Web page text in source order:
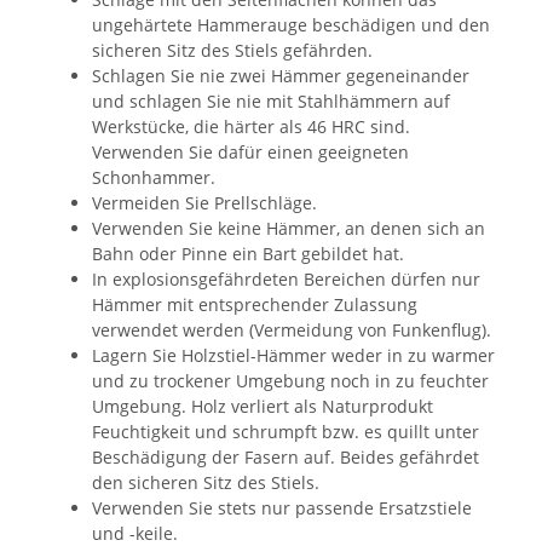
ungehärtete Hammerauge beschädigen und den
sicheren Sitz des Stiels gefährden.
Schlagen Sie nie zwei Hämmer gegeneinander
und schlagen Sie nie mit Stahlhämmern auf
Werkstücke, die härter als 46 HRC sind.
Verwenden Sie dafür einen geeigneten
Schonhammer.
Vermeiden Sie Prellschläge.
Verwenden Sie keine Hämmer, an denen sich an
Bahn oder Pinne ein Bart gebildet hat.
In explosionsgefährdeten Bereichen dürfen nur
Hämmer mit entsprechender Zulassung
verwendet werden (Vermeidung von Funkenflug).
Lagern Sie Holzstiel-Hämmer weder in zu warmer
und zu trockener Umgebung noch in zu feuchter
Umgebung. Holz verliert als Naturprodukt
Feuchtigkeit und schrumpft bzw. es quillt unter
Beschädigung der Fasern auf. Beides gefährdet
den sicheren Sitz des Stiels.
Verwenden Sie stets nur passende Ersatzstiele
und -keile.